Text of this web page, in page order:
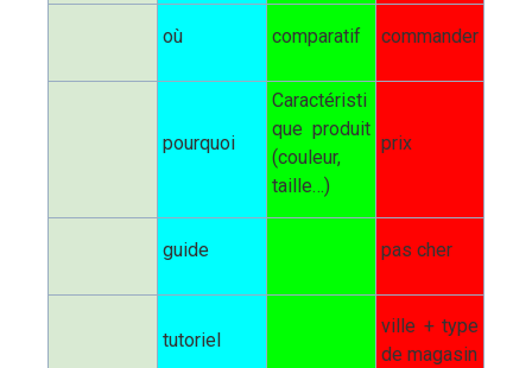
où comparatif commander
pourquoi
Caractéristi
que produit
(couleur,
taille…)
prix
guide pas cher
tutoriel
ville + type
de magasin